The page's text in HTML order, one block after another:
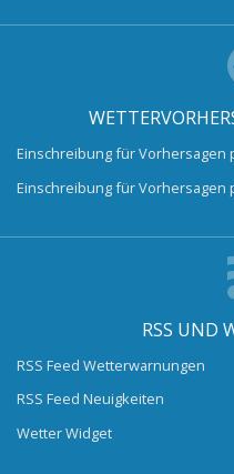
Einschreibung für Vorhersagen
Einschreibung für Vorhersagen
RSS UND
RSS Feed Wetterwarnungen
RSS Feed Neuigkeiten
Wetter Widget